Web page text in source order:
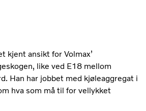
kjent ansikt for Volmax’
like ved E18 mellom
Han har jobbet med kjøleaggregat i
hva som må til for vellykket